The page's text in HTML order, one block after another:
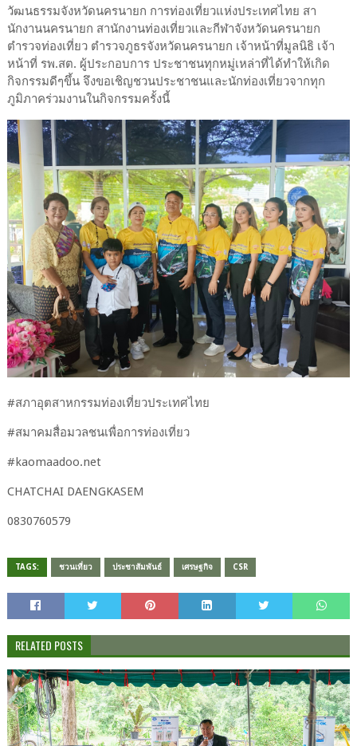
วัฒนธรรมจังหวัดนครนายก การท่องเที่ยวแห่งประเทศไทย สา
นักงานนครนายก สานักงานท่องเที่ยวและกีฬาจังหวัดนครนายก
ตำรวจท่องเที่ยว ตำรวจภูธรจังหวัดนครนายก เจ้าหน้าที่มูลนิธิ เจ้า
หน้าที่ รพ.สต. ผู้ประกอบการ ประชาชนทุกหมู่เหล่าที่ได้ทำให้เกิด
กิจกรรมดีๆขึ้น จึงขอเชิญชวนประชาชนและนักท่องเที่ยวจากทุก
ภูมิภาคร่วมงานในกิจกรรมครั้งนี้
#สภา​อุตสาหกรรม​ท่องเที่ยว​ประเทศไทย
#​สมาคม​สื่อมวลชน​เพื่อ​การ​ท่องเที่ยว
#​kaomaadoo.net
CHATCHAI​ DAENGKASEM
0830760579​
TAGS: ชวนเที่ยว ประชาสัมพันธ์ เศรษฐกิจ CSR
RELATED POSTS